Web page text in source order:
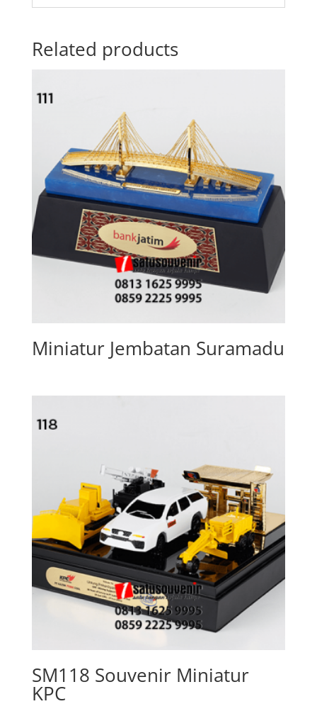
Related products
Miniatur Jembatan Suramadu
SM118 Souvenir Miniatur
KPC